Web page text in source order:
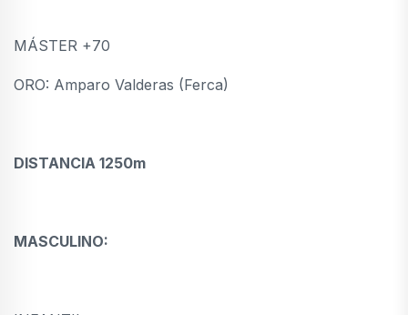
MÁSTER +70
ORO: Amparo Valderas (Ferca)
DISTANCIA 1250m
MASCULINO: